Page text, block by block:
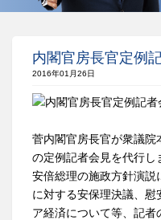
内閣官房長官定例
2016年01月26日
菅内閣官房長官が衆議院
の定例記者会見を代行し
安倍総理の施政方針演
に対する安保理決議、
ア経済について等、記